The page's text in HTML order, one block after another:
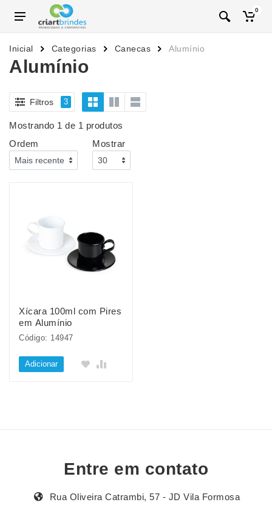
0
Inicial Categorias Canecas Alumínio
Alumínio
Filtros 3
Mostrando 1 de 1 produtos
Ordem
Mostrar
Xícara 100ml com Pires
em Alumínio
Código: 14947
Adicionar
Entre em contato
Rua Oliveira Catrambi, 57 - JD Vila Formosa